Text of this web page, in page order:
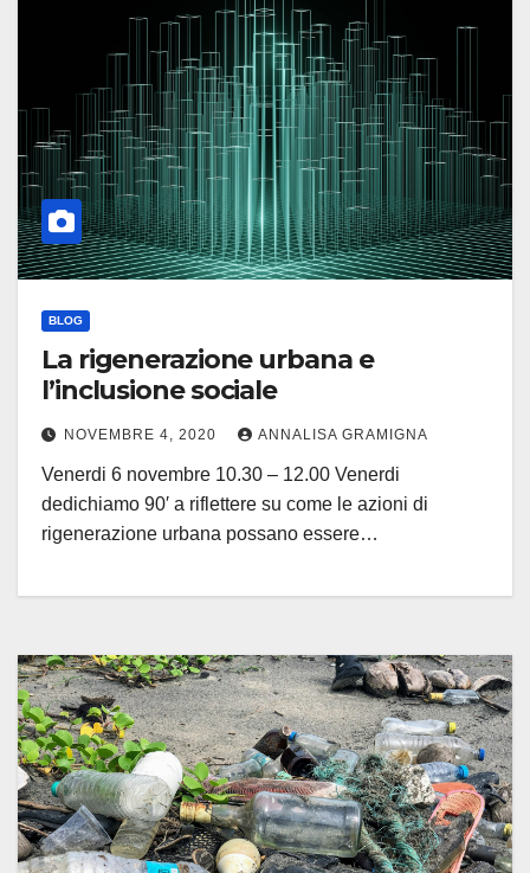
BLOG
La rigenerazione urbana e
l’inclusione sociale
NOVEMBRE 4, 2020 ANNALISA GRAMIGNA
Venerdi 6 novembre 10.30 – 12.00 Venerdi
dedichiamo 90′ a riflettere su come le azioni di
rigenerazione urbana possano essere…